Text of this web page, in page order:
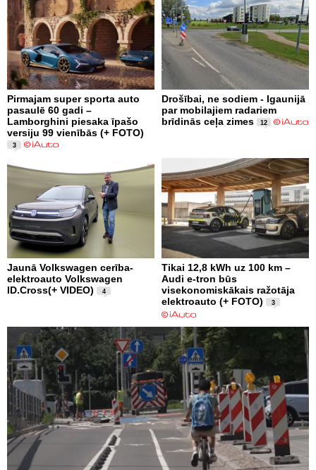
Pirmajam super sporta auto
pasaulē 60 gadi –
Lamborghini piesaka īpašo
versiju 99 vienībās (+ FOTO)
3
Drošībai, ne sodiem - Igaunijā
par mobilajiem radariem
brīdinās ceļa zimes
12
Jaunā Volkswagen cerība-
elektroauto Volkswagen
ID.Cross(+ VIDEO)
4
Tikai 12,8 kWh uz 100 km –
Audi e-tron būs
visekonomiskākais ražotāja
elektroauto (+ FOTO)
3